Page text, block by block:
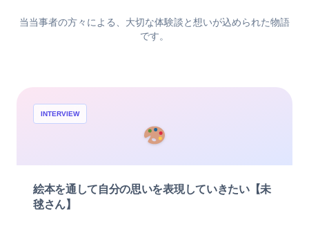
当当事者の方々による、大切な体験談と想いが込められた物語
です。
INTERVIEW
絵本を通して自分の思いを表現していきたい【未
毬さん】